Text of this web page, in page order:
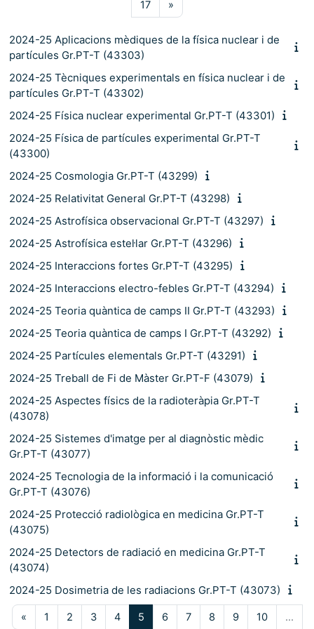
17Pàgina 17
»Pàgina següent
2024-25 Aplicacions mèdiques de la física nuclear i de
partícules Gr.PT-T (43303)
2024-25 Tècniques experimentals en física nuclear i de
partícules Gr.PT-T (43302)
2024-25 Física nuclear experimental Gr.PT-T (43301)
2024-25 Física de partícules experimental Gr.PT-T
(43300)
2024-25 Cosmologia Gr.PT-T (43299)
2024-25 Relativitat General Gr.PT-T (43298)
2024-25 Astrofísica observacional Gr.PT-T (43297)
2024-25 Astrofísica estel·lar Gr.PT-T (43296)
2024-25 Interaccions fortes Gr.PT-T (43295)
2024-25 Interaccions electro-febles Gr.PT-T (43294)
2024-25 Teoria quàntica de camps II Gr.PT-T (43293)
2024-25 Teoria quàntica de camps I Gr.PT-T (43292)
2024-25 Partícules elementals Gr.PT-T (43291)
2024-25 Treball de Fi de Màster Gr.PT-F (43079)
2024-25 Aspectes físics de la radioteràpia Gr.PT-T
(43078)
2024-25 Sistemes d'imatge per al diagnòstic mèdic
Gr.PT-T (43077)
2024-25 Tecnologia de la informació i la comunicació
Gr.PT-T (43076)
2024-25 Protecció radiològica en medicina Gr.PT-T
(43075)
2024-25 Detectors de radiació en medicina Gr.PT-T
(43074)
2024-25 Dosimetria de les radiacions Gr.PT-T (43073)
«Pàgina anterior
1 Pàgina 1
2Pàgina 2
3Pàgina 3
4Pàgina 4
5Pàgina 5
6Pàgina 6
7Pàgina 7
8Pàgina 8
9Pàgina 9
10Pàgina 10
…